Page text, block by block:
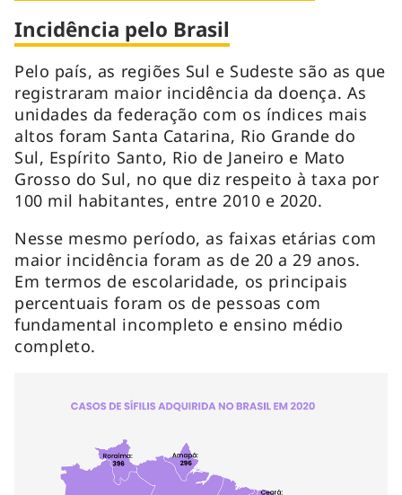
Incidência pelo Brasil
Pelo país, as regiões Sul e Sudeste são as que
registraram maior incidência da doença. As
unidades da federação com os índices mais
altos foram Santa Catarina, Rio Grande do
Sul, Espírito Santo, Rio de Janeiro e Mato
Grosso do Sul, no que diz respeito à taxa por
100 mil habitantes, entre 2010 e 2020.
Nesse mesmo período, as faixas etárias com
maior incidência foram as de 20 a 29 anos.
Em termos de escolaridade, os principais
percentuais foram os de pessoas com
fundamental incompleto e ensino médio
completo.